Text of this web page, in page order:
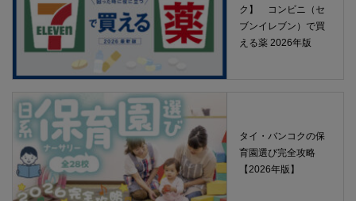
ク】 コンビニ（セ
ブンイレブン）で買
える薬 2026年版
タイ・バンコクの保
育園選び完全攻略
【2026年版】